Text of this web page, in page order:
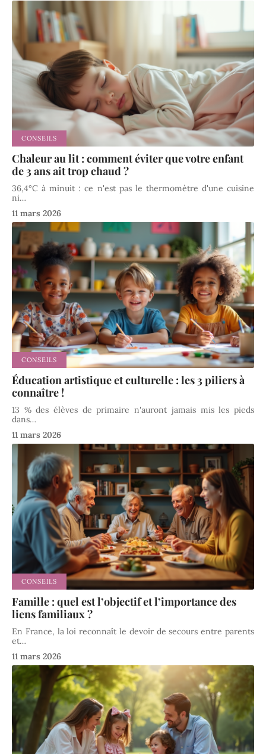
CONSEILS
Chaleur au lit : comment éviter que votre enfant
de 3 ans ait trop chaud ?
36,4°C à minuit : ce n'est pas le thermomètre d'une cuisine
ni…
11 mars 2026
CONSEILS
Éducation artistique et culturelle : les 3 piliers à
connaître !
13 % des élèves de primaire n'auront jamais mis les pieds
dans…
11 mars 2026
CONSEILS
Famille : quel est l’objectif et l’importance des
liens familiaux ?
En France, la loi reconnaît le devoir de secours entre parents
et…
11 mars 2026